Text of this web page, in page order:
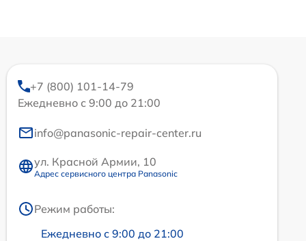
+7 (800) 101-14-79
Ежедневно с 9:00 до 21:00
info@panasonic-repair-center.ru
ул. Красной Армии, 10
Адрес сервисного центра Panasonic
Режим работы:
Ежедневно с 9:00 до 21:00